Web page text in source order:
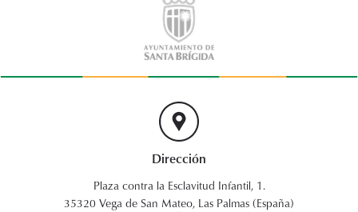
Dirección
Plaza contra la Esclavitud Infantil, 1.
35320 Vega de San Mateo, Las Palmas (España)